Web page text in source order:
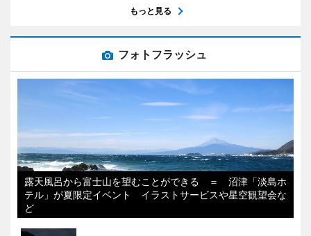
もっと見る
フォトフラッシュ
露天風呂から富士山を望むことができる ＝ 沼津「淡島ホ
テル」が夏限定イベント イラストサービスや星空観望会な
ど